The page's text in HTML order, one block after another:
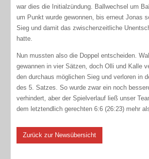
war dies die Initialzündung. Ballwechsel um
um Punkt wurde gewonnen, bis erneut Jonas
Sieg und damit das zwischenzeitliche
hatte.
Nun mussten also die Doppel entscheiden.
gewannen in vier Sätzen, doch Olli und Kalle
den durchaus möglichen Sieg und verloren in
des 5. Satzes. So wurde zwar ein noch
verhindert, aber der Spielverlauf ließ unser
dem letztendlich gerechten 6:6 (26:23) mehr
Zurück zur Newsübersicht